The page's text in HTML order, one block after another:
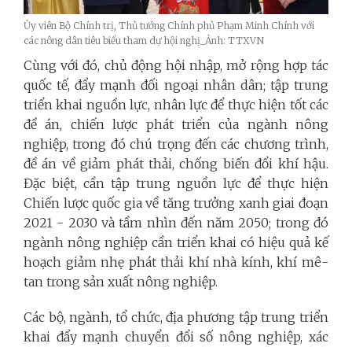
Ủy viên Bộ Chính trị, Thủ tướng Chính phủ Phạm Minh Chính với
các nông dân tiêu biểu tham dự hội nghị_Ảnh: TTXVN
Cùng với đó, chủ động hội nhập, mở rộng hợp tác
quốc tế, đẩy mạnh đối ngoại nhân dân; tập trung
triển khai nguồn lực, nhân lực để thực hiện tốt các
đề án, chiến lược phát triển của ngành nông
nghiệp, trong đó chú trọng đến các chương trình,
đề án về giảm phát thải, chống biến đổi khí hậu.
Đặc biệt, cần tập trung nguồn lực để thực hiện
Chiến lược quốc gia về tăng trưởng xanh giai đoạn
2021 - 2030 và tầm nhìn đến năm 2050; trong đó
ngành nông nghiệp cần triển khai có hiệu quả kế
hoạch giảm nhẹ phát thải khí nhà kính, khí mê-
tan trong sản xuất nông nghiệp.
Các bộ, ngành, tổ chức, địa phương tập trung triển
khai đẩy mạnh chuyển đổi số nông nghiệp, xác